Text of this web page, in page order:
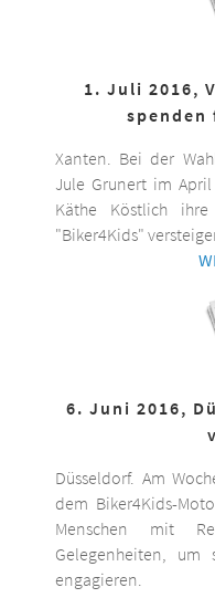
1. Juli 2016,
spenden
Xanten. Bei der
Jule Grunert im
Käthe Köstlich
"Biker4Kids"
6. Juni 2016,
Düsseldorf. Am
dem Biker4Kids-
Menschen mit
Gelegenheiten,
engagieren.